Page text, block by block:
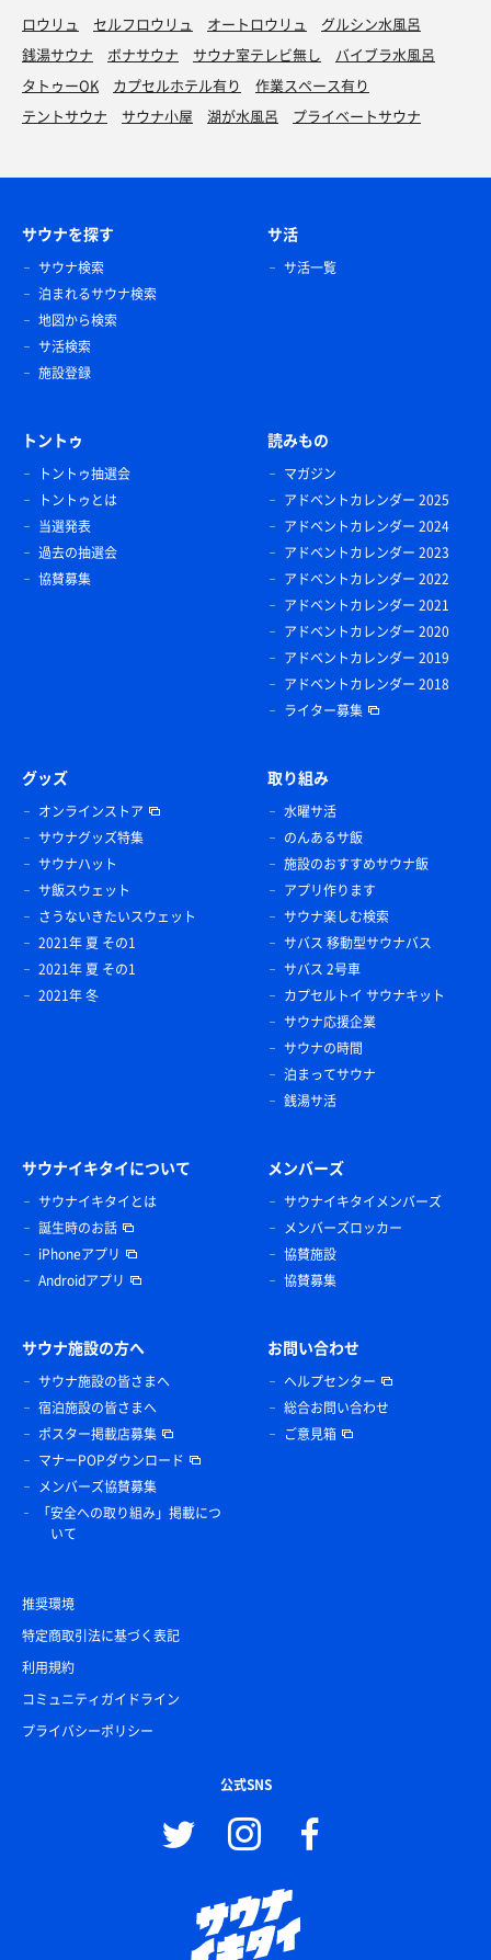
ロウリュ セルフロウリュ オートロウリュ
グルシン水風呂
銭湯サウナ
ボナサウナ サウナ室テレビ無し
バイブラ水風呂
タトゥーOK
カプセルホテル有り
作業スペース有り
テントサウナ
サウナ小屋 湖が水風呂 プライベートサウナ
サウナを探す
サウナ検索
泊まれるサウナ検索
地図から検索
サ活検索
施設登録
サ活
サ活一覧
トントゥ
トントゥ抽選会
トントゥとは
当選発表
過去の抽選会
協賛募集
読みもの
マガジン
アドベントカレンダー 2025
アドベントカレンダー 2024
アドベントカレンダー 2023
アドベントカレンダー 2022
アドベントカレンダー 2021
アドベントカレンダー 2020
アドベントカレンダー 2019
アドベントカレンダー 2018
ライター募集
グッズ
オンラインストア
サウナグッズ特集
サウナハット
サ飯スウェット
さうないきたいスウェット
2021年 夏 その1
2021年 夏 その1
2021年 冬
取り組み
水曜サ活
のんあるサ飯
施設のおすすめサウナ飯
アプリ作ります
サウナ楽しむ検索
サバス 移動型サウナバス
サバス 2号車
カプセルトイ サウナキット
サウナ応援企業
サウナの時間
泊まってサウナ
銭湯サ活
サウナイキタイについて
サウナイキタイとは
誕生時のお話
iPhoneアプリ
Androidアプリ
メンバーズ
サウナイキタイメンバーズ
メンバーズロッカー
協賛施設
協賛募集
サウナ施設の方へ
サウナ施設の皆さまへ
宿泊施設の皆さまへ
ポスター掲載店募集
マナーPOPダウンロード
メンバーズ協賛募集
「安全への取り組み」掲載につ
いて
お問い合わせ
ヘルプセンター
総合お問い合わせ
ご意見箱
推奨環境
特定商取引法に基づく表記
利用規約
コミュニティガイドライン
プライバシーポリシー
公式SNS